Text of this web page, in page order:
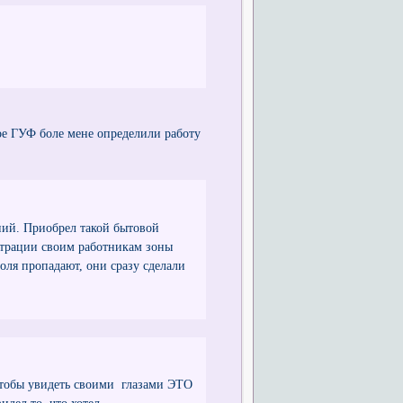
ГУФ боле мене определили работу
Приобрел такой бытовой
своим работникам зоны
пропадают, они сразу сделали
увидеть своими глазами ЭТО